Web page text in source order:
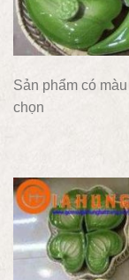
Sản phẩm có
chọn